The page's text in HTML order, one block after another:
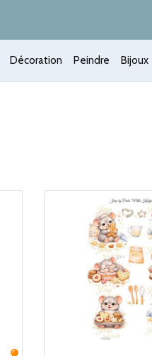
Décoration Peindre Bijoux